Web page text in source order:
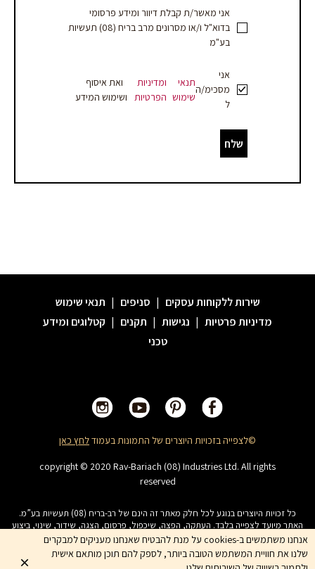
מוצר
-
אני מאשר/ת קבלת דיוור ומידע פרסומי
בדוא"ל ו/או מסרונים מרב בריח (08) תעשיות
בע"מ
אני
מסכימ/ה
ל
תנאי
שימוש
ומדיניות
הפרטיות
ואת איסוף
ושימוש המידע
שלח
blank.
שירות ללקוחות עסקים | סניפים | תנאי שימוש
מדיניות פרטיות | נגישות | תקנים | קטלוגים ומידע
טכני
©לצפייה בזכויות היוצרים של התמונות בעמודלחץ כאן
copyright © 2020 Rav-Bariach (08) Industries Ltd. All rights
reserved
כל זכויות היוצרים בנוגע לכל חלק מאתר זה הינם של רב-בריח (08) תעשיות בע”מ.
האתר מיועד לצפייה בלבד. העתקה, הפצה, שיכפול, פרסום, הצגה, שידור, שינוי, ביצוע
יצירות נגזרות בתוכן המופיע באתר אסור. שמות המוצרים, החברות, השירותים הינם
סימני מסחרי של החברה ואין להשתמש בהם ללא אישור החברה מראש
אנחנו משתמשים ב-cookies על מנת להבטיח שאנחנו מעניקים למבקרים
שלנו את חוויית המשתמש הטובה ביותר, לספק להם תוכן מותאם אישית